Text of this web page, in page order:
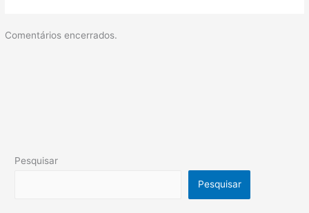
Comentários encerrados.
Pesquisar
Pesquisar